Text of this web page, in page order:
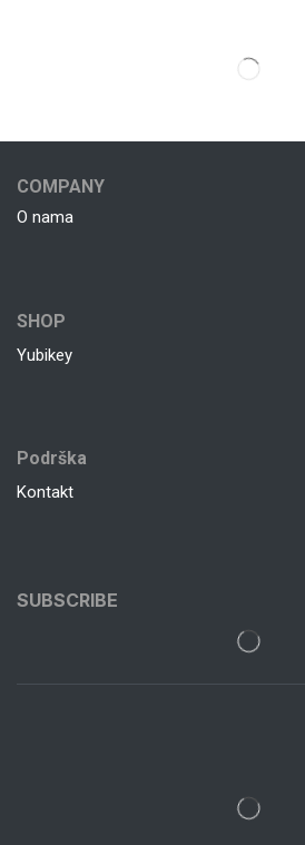
COMPANY
O nama
SHOP
Yubikey
Podrška
Kontakt
SUBSCRIBE